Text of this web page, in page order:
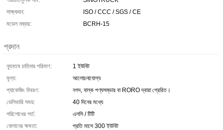
সাক্ষ্যদান:
ISO / CCC / SGS / CE
মডেল নম্বার:
BCRH-15
প্রদান
ন্যূনতম চাহিদার পরিমাণ:
1 ইউনিট
মূল্য:
আলোচনাযোগ্য
প্যাকেজিং বিবরণ:
নগদ, বাল্ক পণ্যসম্ভার বা RORO দ্বারা প্রেরিত।
ডেলিভারি সময়:
40 দিনের মধ্যে
পরিশোধের শর্ত:
এলসি / টিটি
যোগানের ক্ষমতা:
প্রতি মাসে 300 ইউনিট